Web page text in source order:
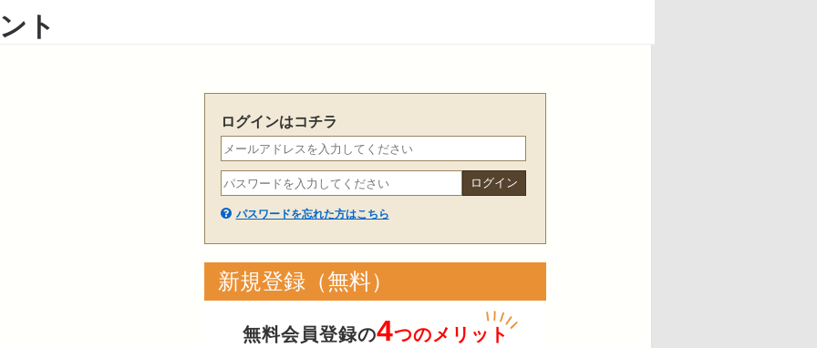
ト
ログインはコチラ
パスワードを忘れた方はこちら
新規登録（無料）
無料会員登録の4つのメリット